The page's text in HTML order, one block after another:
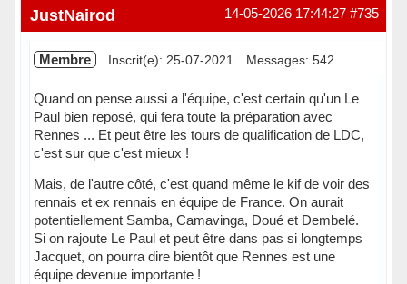
Hors ligne #735
14-05-2026 17:44:27
JustNairod
Membre Inscrit(e): 25-07-2021 Messages: 542
Quand on pense aussi a l'équipe, c'est certain qu'un Le
Paul bien reposé, qui fera toute la préparation avec
Rennes ... Et peut être les tours de qualification de LDC,
c'est sur que c'est mieux !
Mais, de l'autre côté, c'est quand même le kif de voir des
rennais et ex rennais en équipe de France. On aurait
potentiellement Samba, Camavinga, Doué et Dembelé.
Si on rajoute Le Paul et peut être dans pas si longtemps
Jacquet, on pourra dire bientôt que Rennes est une
équipe devenue importante !